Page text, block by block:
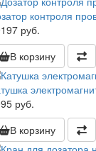
контроля
руб.
В корзину
руб.
В корзину